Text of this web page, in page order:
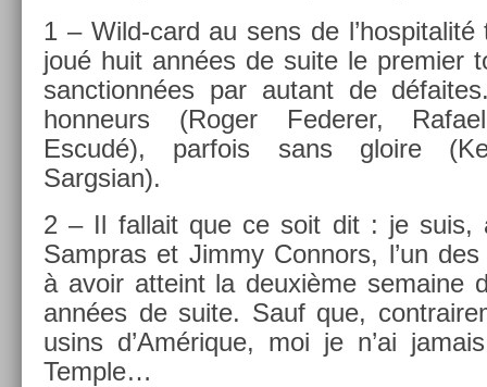
1 – Wild-card au sens de l’hos­pitalité
joué huit années de suite le pre­mi­er
sanctionnées par autant de
hon­neurs (Roger Feder­er,
Escudé), par­fois sans gloire
Sargsian).
2 – Il fal­lait que ce soit dit : je suis,
Sampras et Jimmy Con­nors, l’un
à avoir at­teint la deuxième semaine
années de suite. Sauf que,
usins d’Amérique, moi je n’ai
Tem­ple…